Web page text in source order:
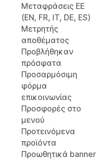
Μεταφράσεις ΕΕ
(EN, FR, IT, DE, ES)
Μετρητής
αποθέματος
Προβλήθηκαν
πρόσφατα
Προσαρμόσιμη
φόρμα
επικοινωνίας
Προσφορές στο
μενού
Προτεινόμενα
προϊόντα
Προωθητικά banner